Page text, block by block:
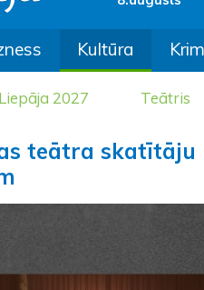
Kultūra
Liepāja 2027 Teātris
teātra